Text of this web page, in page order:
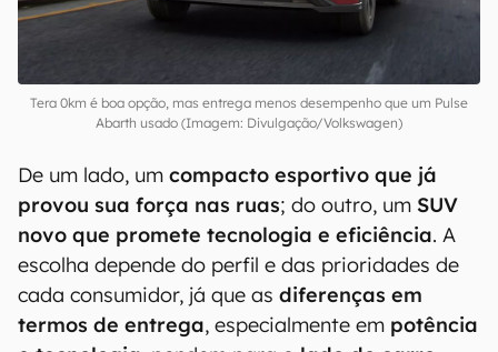
Tera 0km é boa opção, mas entrega menos desempenho que um Pulse
Abarth usado (Imagem: Divulgação/Volkswagen)
De um lado, um compacto esportivo que já
provou sua força nas ruas; do outro, um SUV
novo que promete tecnologia e eficiência. A
escolha depende do perfil e das prioridades de
cada consumidor, já que as diferenças em
termos de entrega, especialmente em potência